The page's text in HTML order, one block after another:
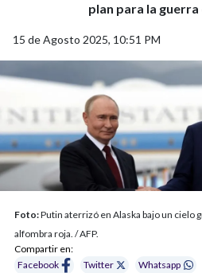
plan para la guerra
15 de Agosto 2025, 10:51 PM
Foto:Putin aterrizó en Alaska bajo un cielo
alfombra roja. / AFP.
Compartir en:
Facebook
Twitter Whatsapp